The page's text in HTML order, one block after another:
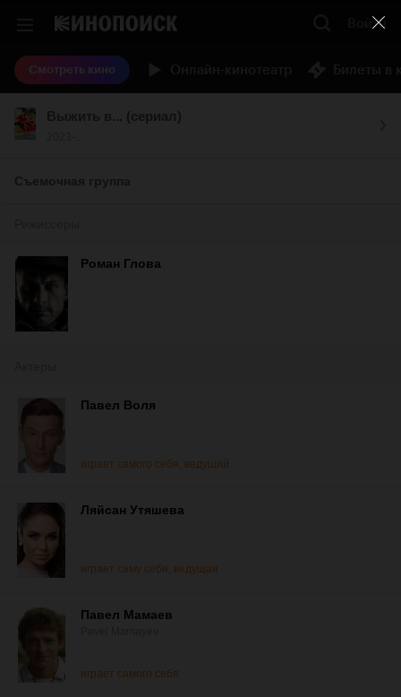
Войти
Смотреть кино
Роман Глова
Павел Воля
играет самого себя, ведущий
Ляйсан Утяшева
играет саму себя, ведущая
Павел Мамаев
играет самого себя